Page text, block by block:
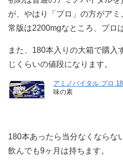
が、やはり「プロ」の方がア
常版は2200mgなところ、プロ
また、180本入りの大箱で購入
じくらいの値段になります。
アミノバイタル プロ
味の素
180本あったら当分なくならな
飲んでも9ヶ月は持ちます。